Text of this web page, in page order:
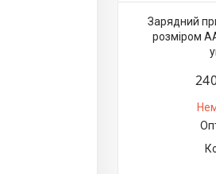
Зарядний
розміром